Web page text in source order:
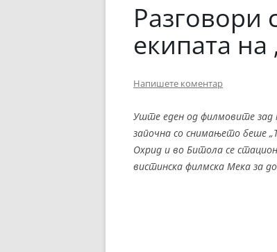
Разговори
екипата
Напишете коментар
Уште еден од филмовите зад
започна со снимањето беше
Охрид и во Битола се
вистинска филмска Мека за